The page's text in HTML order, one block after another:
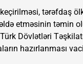
tərəfdaş
etməsinin təmin
Dövlətləri
hazırlanması